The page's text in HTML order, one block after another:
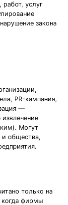
услуг
закона
PR-кампания,
—
Могут
и общества,
только на
фирмы